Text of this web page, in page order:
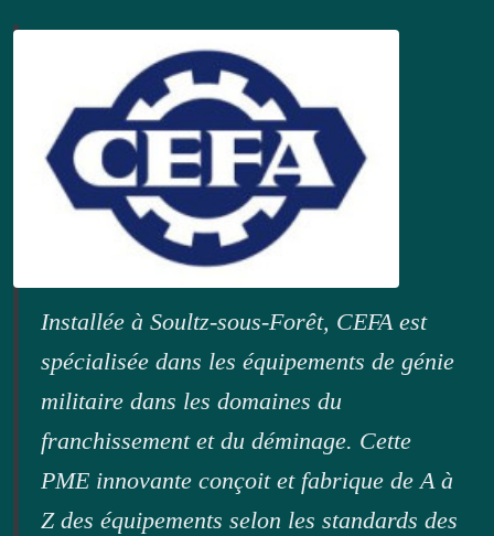
Installée à Soultz-sous-Forêt, CEFA est
spécialisée dans les équipements de génie
militaire dans les domaines du
franchissement et du déminage. Cette
PME innovante conçoit et fabrique de A à
Z des équipements selon les standards des